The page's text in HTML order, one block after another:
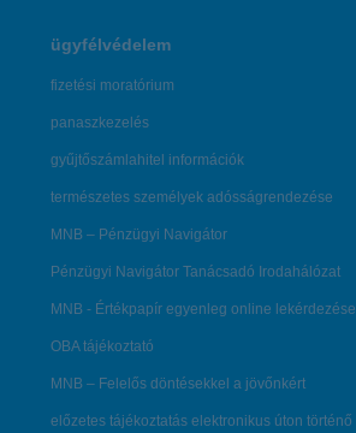
ügyfélvédelem
fizetési moratórium
panaszkezelés
gyűjtőszámlahitel információk
természetes személyek adósságrendezése
MNB – Pénzügyi Navigátor
Pénzügyi Navigátor Tanácsadó Irodahálózat
MNB - Értékpapír egyenleg online lekérdezése
OBA tájékoztató
MNB – Felelős döntésekkel a jövőnkért
előzetes tájékoztatás elektronikus úton történő